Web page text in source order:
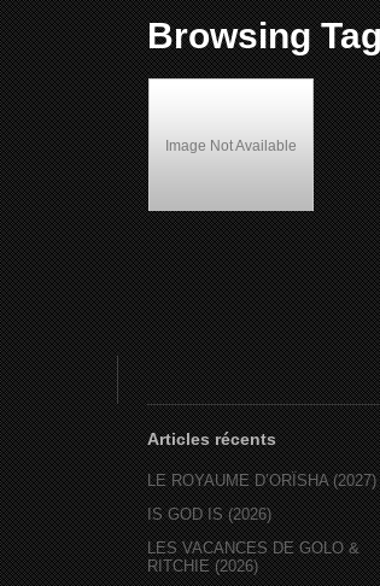
Browsing
Image Not Available
Salli Richardson-Whitfield
Articles récents
LE ROYAUME D’ORÏSHA (2027)
IS GOD IS (2026)
LES VACANCES DE GOLO &
RITCHIE (2026)